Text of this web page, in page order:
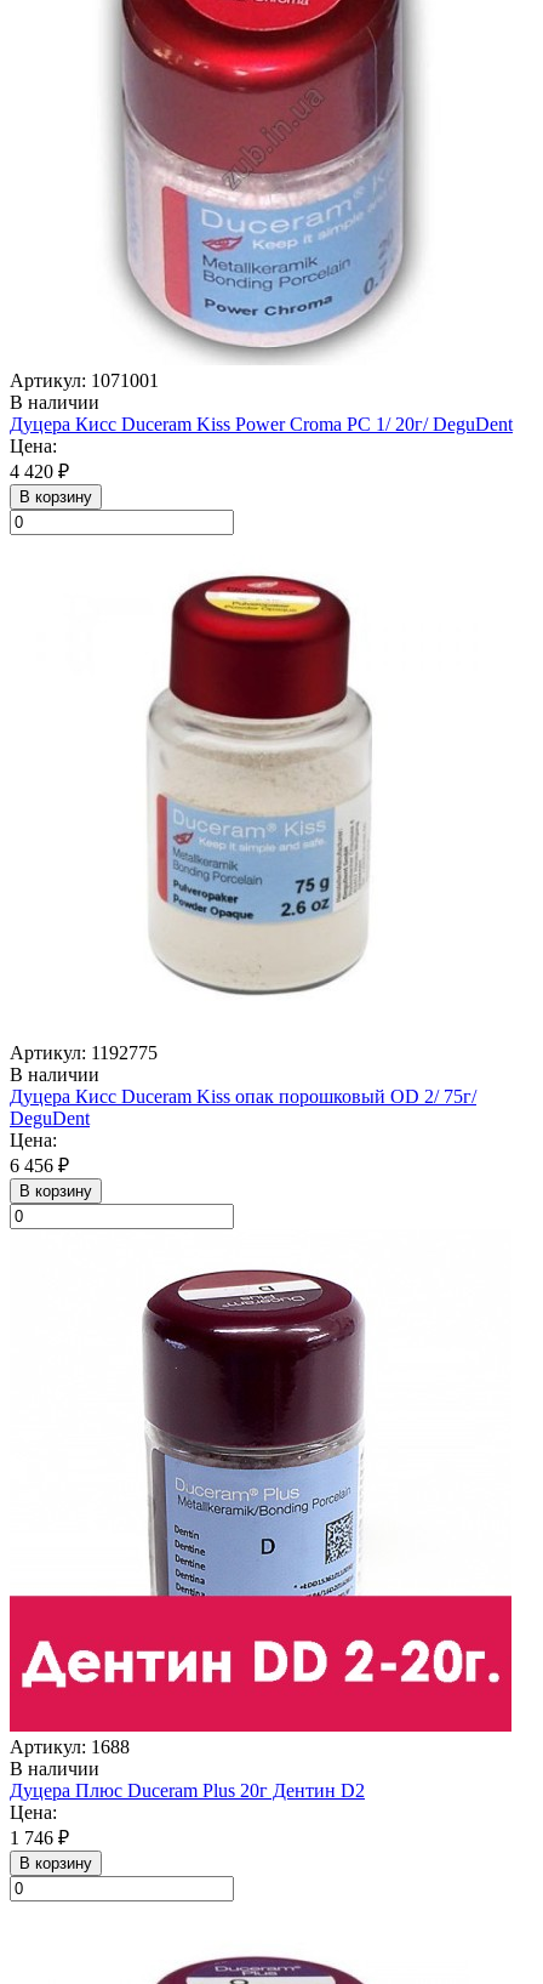
Артикул: 1071001
В наличии
Дуцера Кисс Duceram Kiss Power Croma PC 1/ 20г/ DeguDent
Цена:
4 420 ₽
В корзину
Артикул: 1192775
В наличии
Дуцера Кисс Duceram Kiss опак порошковый ОD 2/ 75г/
DeguDent
Цена:
6 456 ₽
В корзину
Артикул: 1688
В наличии
Дуцера Плюс Duceram Plus 20г Дентин D2
Цена:
1 746 ₽
В корзину